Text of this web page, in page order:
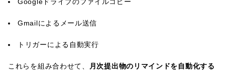
Googleドライブのファイルコピー
Gmailによるメール送信
トリガーによる自動実行
これらを組み合わせて、
月次提出物のリマインドを自動化する